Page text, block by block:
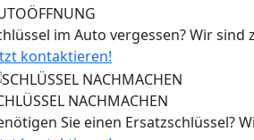
im Auto vergessen? Wir
kontaktieren!
NACHMACHEN
Sie einen Ersatzschlüssel?